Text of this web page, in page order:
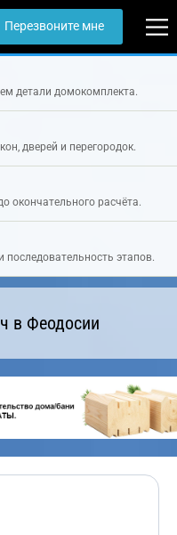
Перезвоните мне
детали домокомплекта.
дверей и перегородок.
окончательного расчёта.
последовательность этапов.
в Феодосии